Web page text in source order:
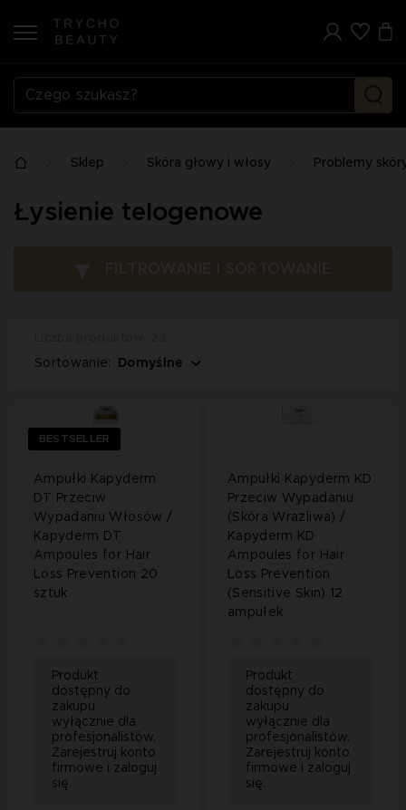
Sklep Skóra głowy i włosy Problemy
Łysienie telogenowe
Sortowanie: Domyślne
BESTSELLER
Ampułki Kapyderm
DT Przeciw
Wypadaniu Włosów /
Kapyderm DT
Ampoules for Hair
Loss Prevention 20
sztuk
Produkt
dostępny do
zakupu
wyłącznie dla
profesjonalistów.
Zarejestruj konto
firmowe i zaloguj
się.
Ampułki Kapyderm KD
Przeciw Wypadaniu
(Skóra Wrażliwa) /
Kapyderm KD
Ampoules for Hair
Loss Prevention
(Sensitive Skin) 12
ampułek
Produkt
dostępny do
zakupu
wyłącznie dla
profesjonalistów.
Zarejestruj konto
firmowe i zaloguj
się.